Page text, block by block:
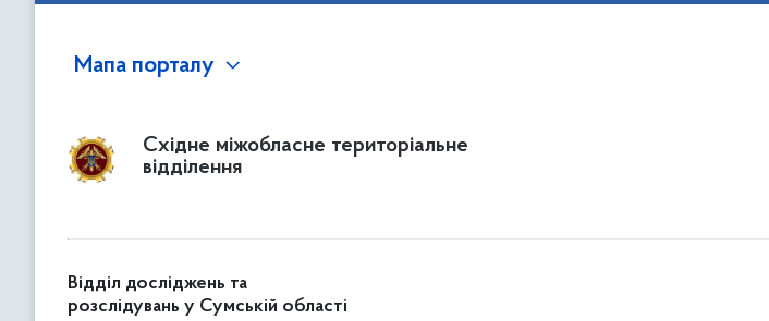
Мапа порталу
Східне міжобласне територіальне
відділення
Відділ досліджень та
розслідувань у Сумській області